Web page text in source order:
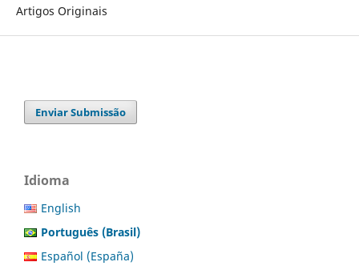
Artigos Originais
Enviar Submissão
Idioma
English
Português (Brasil)
Español (España)